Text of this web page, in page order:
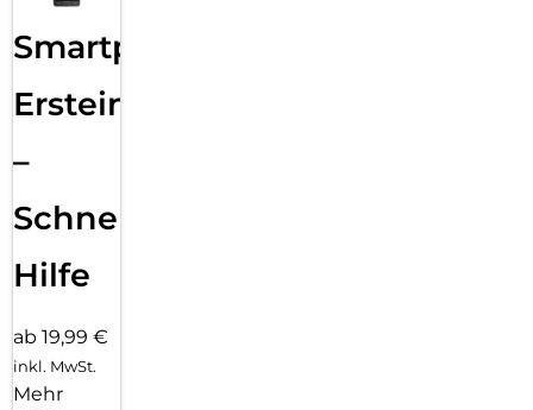
Smartphone
Ersteinrichtung
–
Schnelle
Hilfe
ab 19,99 €
inkl. MwSt.
Mehr